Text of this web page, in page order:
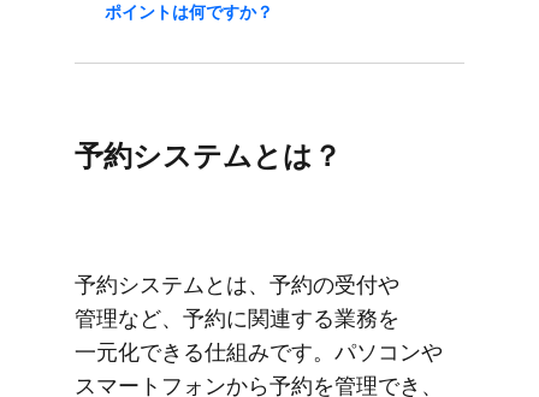
ポイントは​何ですか？
予約システムとは？
予約システムとは、​予約の​受付や​
管理など、​予約に​関連する​業務を​
一元化できる​仕組みです。​パソコンや​
スマートフォンから​予約を​管理でき、​